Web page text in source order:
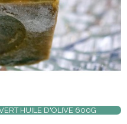
HUILE D'OLIVE 600G